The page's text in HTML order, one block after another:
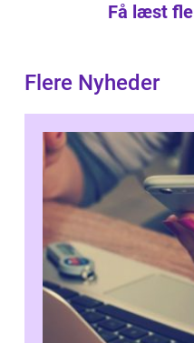
Få læst
Flere Nyheder